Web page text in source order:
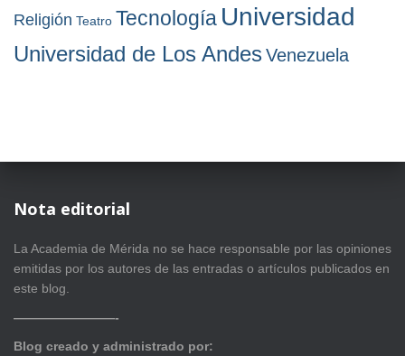
Religión Teatro Tecnología Universidad
Universidad de Los AndesVenezuela
Nota editorial
La Academia de Mérida no se hace responsable por las opiniones
emitidas por los autores de las entradas o artículos publicados en
este blog.
————————-
Blog creado y administrado por: